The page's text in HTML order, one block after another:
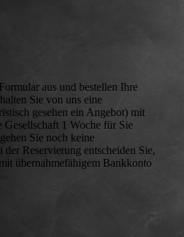
aus und bestellen Ihre
Sie von uns eine
gesehen ein Angebot) mit
Gesellschaft 1 Woche für Sie
Sie noch keine
Reservierung entscheiden Sie,
übernahmefähigem Bankkonto